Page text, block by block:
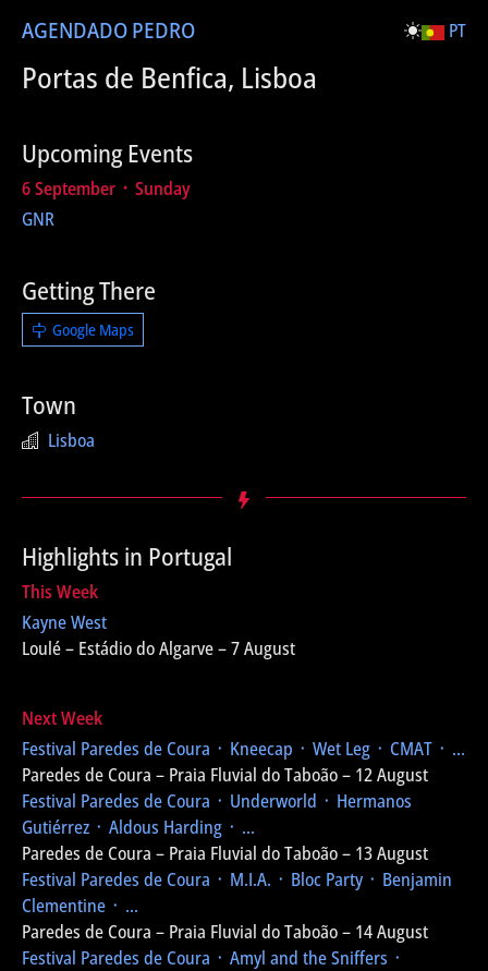
AGENDADO PEDRO PT
Portas de Benfica, Lisboa
Upcoming Events
6 September ᛫ Sunday
GNR
Getting There
Google Maps
Town
Lisboa
Highlights in Portugal
This Week
Kayne West
Loulé – Estádio do Algarve – 7 August
Next Week
Festival Paredes de Coura ᛫ Kneecap ᛫ Wet Leg ᛫ CMAT ᛫ ...
Paredes de Coura – Praia Fluvial do Taboão – 12 August
Festival Paredes de Coura ᛫ Underworld ᛫ Hermanos
Gutiérrez ᛫ Aldous Harding ᛫ ...
Paredes de Coura – Praia Fluvial do Taboão – 13 August
Festival Paredes de Coura ᛫ M.I.A. ᛫ Bloc Party ᛫ Benjamin
Clementine ᛫ ...
Paredes de Coura – Praia Fluvial do Taboão – 14 August
Festival Paredes de Coura ᛫ Amyl and the Sniffers ᛫